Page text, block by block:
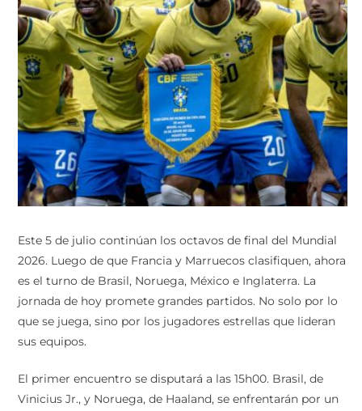
Este 5 de julio continúan los octavos de final del Mundial
2026. Luego de que Francia y Marruecos clasifiquen, ahora
es el turno de Brasil, Noruega, México e Inglaterra. La
jornada de hoy promete grandes partidos. No solo por lo
que se juega, sino por los jugadores estrellas que lideran
sus equipos.
El primer encuentro se disputará a las 15h00. Brasil, de
Vinicius Jr., y Noruega, de Haaland, se enfrentarán por un